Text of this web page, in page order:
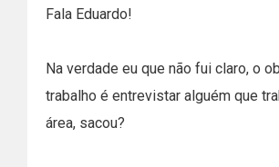
Fala Eduardo!
Na verdade eu que não fui claro, o
trabalho é entrevistar alguém que
área, sacou?